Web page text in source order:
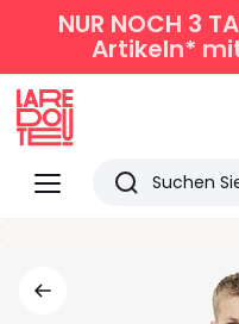
NUR NOCH 3
Artikeln*
Menü
Redoute
Suchen